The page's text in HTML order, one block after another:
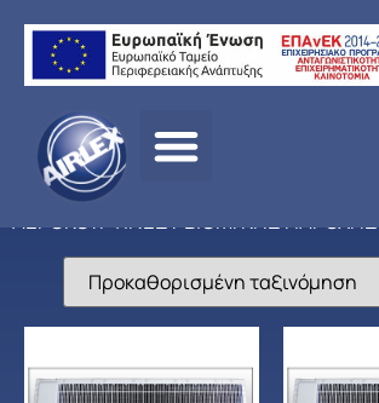
Αρχική
σελίδα/ΠΡΟΪΟΝΤΑ
ΑΕΡΟΚΟΥΡΤΙΝΕΣ/ ΒΙΟΜ/ΚΗΣ ΠΑΡΟΧΗΣ